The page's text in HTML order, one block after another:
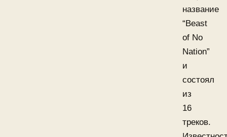
название
“Beast
of No
Nation”
и
состоял
из
16
треков.